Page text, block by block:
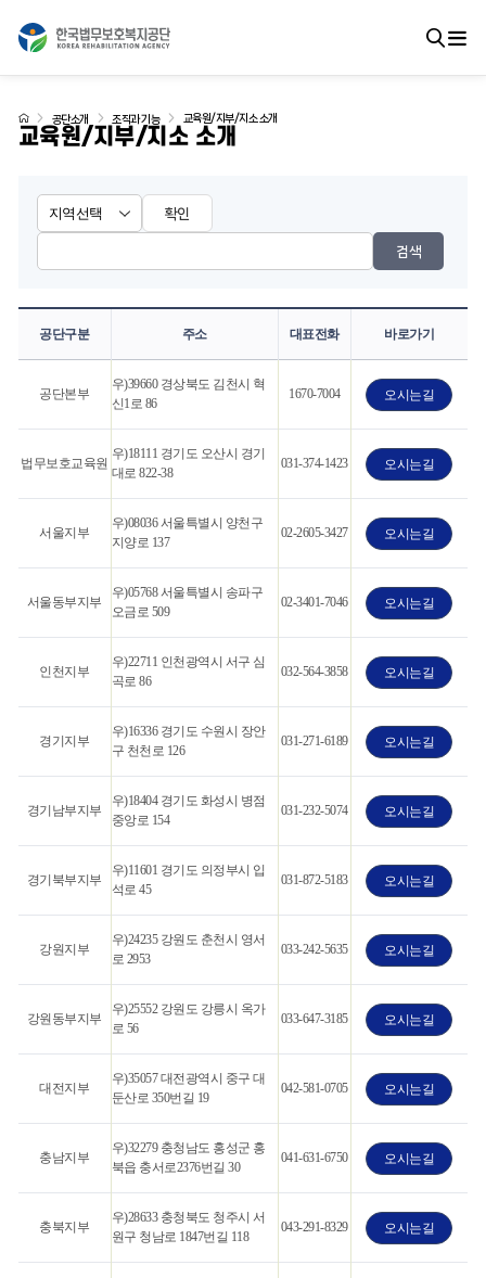
교육원/지부/지소 소개
공단소개 조직과 기능 교육원/지부/지소 소개
확인
검색
공단구분 주소 대표전화 바로가기
공단본부
우)39660 경상북도 김천시 혁
신1로 86
1670-7004 오시는길
법무보호교육원
우)18111 경기도 오산시 경기
대로 822-38
031-374-1423 오시는길
서울지부
우)08036 서울특별시 양천구
지양로 137
02-2605-3427 오시는길
서울동부지부
우)05768 서울특별시 송파구
오금로 509
02-3401-7046 오시는길
인천지부
우)22711 인천광역시 서구 심
곡로 86
032-564-3858 오시는길
경기지부
우)16336 경기도 수원시 장안
구 천천로 126
031-271-6189 오시는길
경기남부지부
우)18404 경기도 화성시 병점
중앙로 154
031-232-5074 오시는길
경기북부지부
우)11601 경기도 의정부시 입
석로 45
031-872-5183 오시는길
강원지부
우)24235 강원도 춘천시 영서
로 2953
033-242-5635 오시는길
강원동부지부
우)25552 강원도 강릉시 옥가
로 56
033-647-3185 오시는길
대전지부
우)35057 대전광역시 중구 대
둔산로 350번길 19
042-581-0705 오시는길
충남지부
우)32279 충청남도 홍성군 홍
북읍 충서로2376번길 30
041-631-6750 오시는길
충북지부
우)28633 충청북도 청주시 서
원구 청남로 1847번길 118
043-291-8329 오시는길